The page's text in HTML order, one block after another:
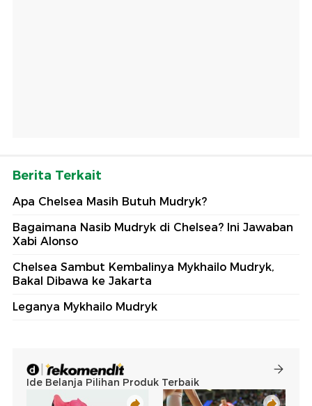
Berita Terkait
Apa Chelsea Masih Butuh Mudryk?
Bagaimana Nasib Mudryk di Chelsea? Ini Jawaban
Xabi Alonso
Chelsea Sambut Kembalinya Mykhailo Mudryk,
Bakal Dibawa ke Jakarta
Leganya Mykhailo Mudryk